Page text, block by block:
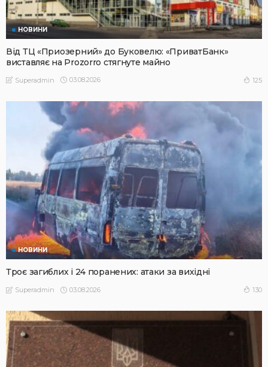
НОВИНИ
Від ТЦ «Приозерний» до Буковелю: «ПриватБанк»
виставляє на Prozorro стягнуте майно
Superadmin 03.08.2026 125
НОВИНИ
Троє загиблих і 24 поранених: атаки за вихідні
Superadmin 03.08.2026 130